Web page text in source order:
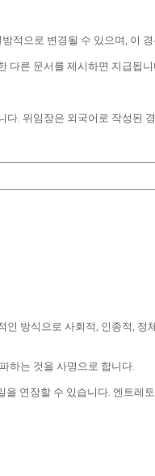
적으로 변경될 수 있으며, 이
다른 문서를 제시하면 지급됩니
. 위임장은 외국어로 작성된
방식으로 사회적, 인종적, 정
하는 것을 사명으로 합니다.
연장할 수 있습니다. 엔트레